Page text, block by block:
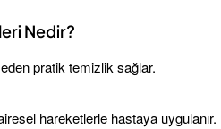
Nedir?
pratik temizlik sağlar.
hareketlerle hastaya